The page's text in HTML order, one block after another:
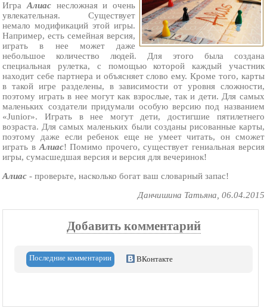
Игра Алиас несложная и очень
увлекательная. Существует
немало модификаций этой игры.
Например, есть семейная версия,
играть в нее может даже
небольшое количество людей. Для этого была создана
специальная рулетка, с помощью которой каждый участник
находит себе партнера и объясняет слово ему. Кроме того, карты
в такой игре разделены, в зависимости от уровня сложности,
поэтому играть в нее могут как взрослые, так и дети. Для самых
маленьких создатели придумали особую версию под названием
«Junior». Играть в нее могут дети, достигшие пятилетнего
возраста. Для самых маленьких были созданы рисованные карты,
поэтому даже если ребенок еще не умеет читать, он сможет
играть в Алиас! Помимо прочего, существует гениальная версия
игры, сумасшедшая версия и версия для вечеринок!
Алиас- проверьте, насколько богат ваш словарный запас!
Данчишина Татьяна, 06.04.2015
Добавить комментарий
Последние комментарии ВКонтакте